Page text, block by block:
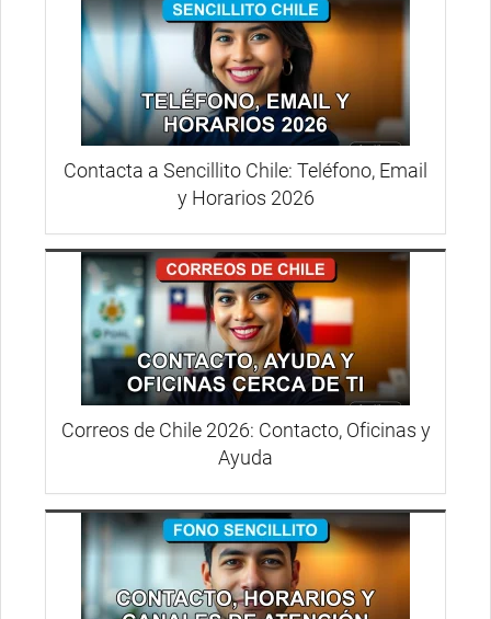
Contacta a Sencillito Chile: Teléfono, Email
y Horarios 2026
Correos de Chile 2026: Contacto, Oficinas y
Ayuda